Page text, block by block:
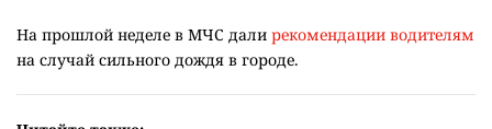
На прошлой неделе в МЧС дали рекомендации водителям
на случай сильного дождя в городе.